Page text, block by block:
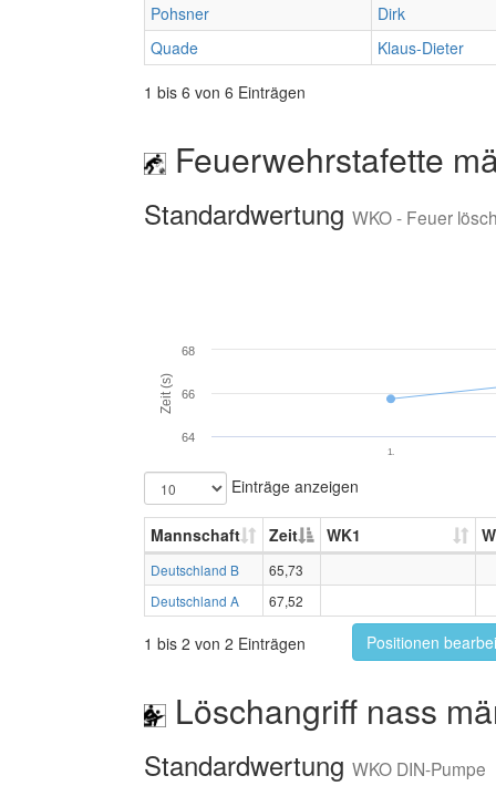
Pohsner
Dirk
Quade
Klaus-Dieter
1 bis 6 von 6 Einträgen
Feuerwehrstafette
Standardwertung WKO - Feuer
Zeit (s)
1.
64
66
68
Einträge anzeigen
Mannschaft Zeit WK1
Deutschland B
65,73
Deutschland A
67,52
1 bis 2 von 2 Einträgen Positionen
Löschangriff nass
Standardwertung WKO DIN-Pumpe